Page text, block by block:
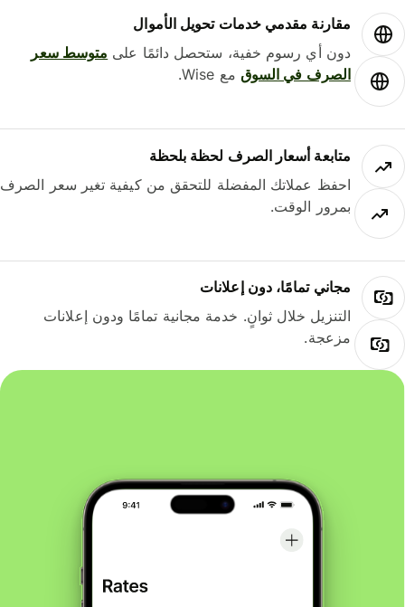
مقارنة مقدمي خدمات تحويل الأموال
دون أي رسوم خفية، ستحصل دائمًا علىمتوسط ​​سعر
الصرف في السوقمع Wise.
متابعة أسعار الصرف لحظة بلحظة
احفظ عملاتك المفضلة للتحقق من كيفية تغير سعر الصرف
بمرور الوقت.
مجاني تمامًا، دون إعلانات
التنزيل خلال ثوانٍ. خدمة مجانية تمامًا ودون إعلانات
مزعجة.